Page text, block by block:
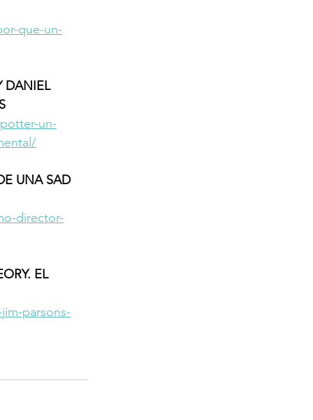
que-un-
DANIEL
un-
UNA SAD
director-
EL
parsons-